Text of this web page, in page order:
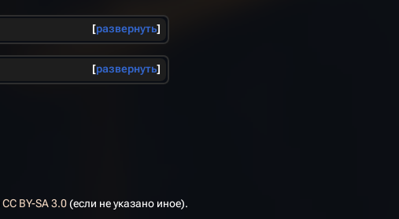
развернуть
развернуть
CC BY-SA 3.0(если не указано иное).